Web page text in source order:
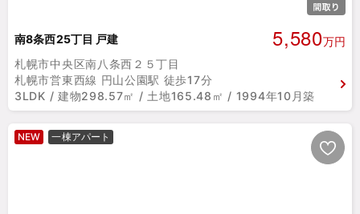
南8条西25丁目 戸建 5,580万円
札幌市中央区南八条西２５丁目
札幌市営東西線 円山公園駅 徒歩17分
3LDK / 建物298.57㎡ / 土地165.48㎡ / 1994年10月築
NEW 一棟アパート